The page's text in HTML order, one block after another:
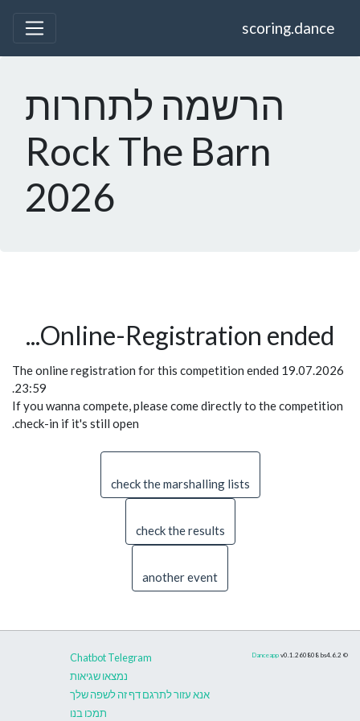
scoring.dance
הרשמה לתחרות
Rock The Barn
2026
Online-Registration ended...
The online registration for this competition ended 19.07.2026
23:59.
If you wanna compete, please come directly to the competition
check-in if it's still open.
check the marshalling lists
check the results
another event
©
Danceapp v0.1.260808 bs4.6.2
נמצאו שגיאות
אנא עזור לתרגם דף זה לשפה שלך
תמכו בנו